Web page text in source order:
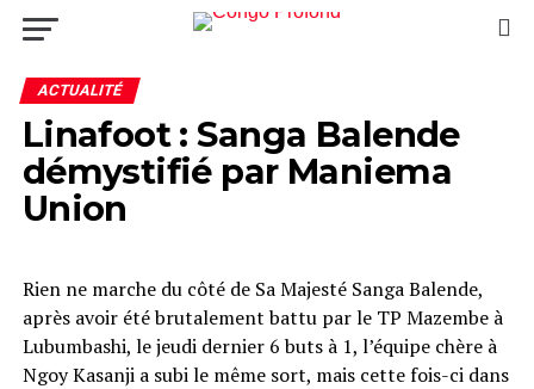
ACTUALITÉ
Linafoot : Sanga Balende
démystifié par Maniema
Union
Rien ne marche du côté de Sa Majesté Sanga Balende,
après avoir été brutalement battu par le TP Mazembe à
Lubumbashi, le jeudi dernier 6 buts à 1, l’équipe chère à
Ngoy Kasanji a subi le même sort, mais cette fois-ci dans